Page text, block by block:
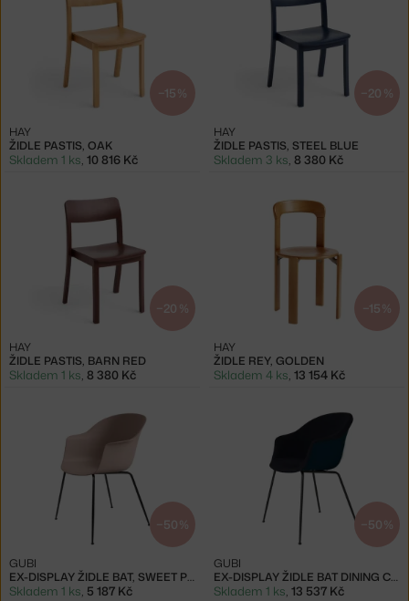
−15 %
ŽIDLE PASTIS, OAK
HAY
Skladem 1 ks 10 816 Kč
−20 %
ŽIDLE PASTIS, STEEL BLUE
HAY
Skladem 3 ks 8 380 Kč
−20 %
ŽIDLE PASTIS, BARN RED
HAY
Skladem 1 ks, 8 380 Kč
−15 %
ŽIDLE REY, GOLDEN
HAY
Skladem 4 ks, 13 154 Kč
−50 %
EX-DISPLAY ŽIDLE BAT, SWEET PINK
GUBI
Skladem 1 ks, 5 187 Kč
−50 %
EX-DISPLAY ŽIDLE BAT DINING CHAIR
GUBI
Skladem 1 ks, 13 537 Kč